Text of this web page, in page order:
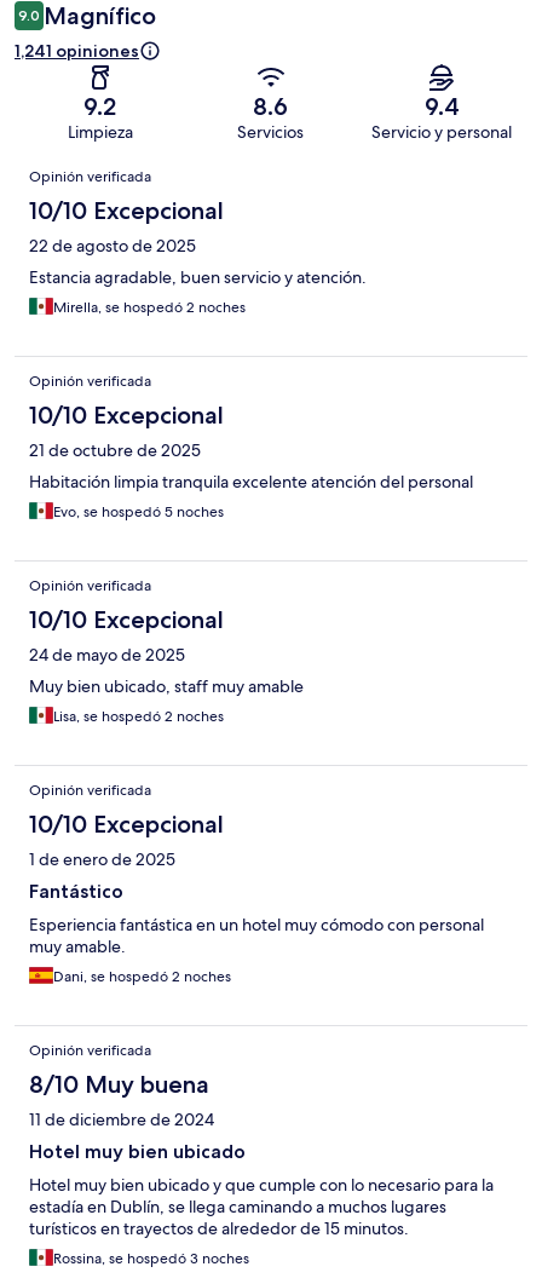
9.0 Magnífico
1,241 opiniones
9.2
Limpieza
8.6
Servicios
9.4
Servicio y personal
Opiniones
Opinión verificada
10/10 Excepcional
22 de agosto de 2025
Estancia agradable, buen servicio y atención.
Mirella, se hospedó 2 noches
Opinión verificada
10/10 Excepcional
21 de octubre de 2025
Habitación limpia tranquila excelente atención del personal
Evo, se hospedó 5 noches
Opinión verificada
10/10 Excepcional
24 de mayo de 2025
Muy bien ubicado, staff muy amable
Lisa, se hospedó 2 noches
Opinión verificada
10/10 Excepcional
1 de enero de 2025
Fantástico
Esperiencia fantástica en un hotel muy cómodo con personal
muy amable.
Dani, se hospedó 2 noches
Opinión verificada
8/10 Muy buena
11 de diciembre de 2024
Hotel muy bien ubicado
Hotel muy bien ubicado y que cumple con lo necesario para la
estadía en Dublín, se llega caminando a muchos lugares
turísticos en trayectos de alrededor de 15 minutos.
Rossina, se hospedó 3 noches